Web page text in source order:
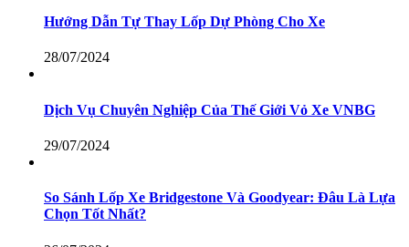
Hướng Dẫn Tự Thay Lốp Dự Phòng Cho Xe
28/07/2024
Dịch Vụ Chuyên Nghiệp Của Thế Giới Vỏ Xe VNBG
29/07/2024
So Sánh Lốp Xe Bridgestone Và Goodyear: Đâu Là Lựa
Chọn Tốt Nhất?